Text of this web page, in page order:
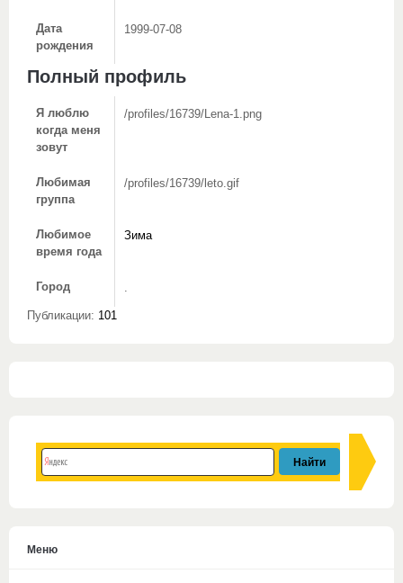
Дата
рождения
1999-07-08
Полный профиль
Я люблю
когда меня
зовут
/profiles/16739/Lena-1.png
Любимая
группа
/profiles/16739/leto.gif
Любимое
время года
Зима
Город .
Публикации: 101
Меню